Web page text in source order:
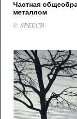
Частная
металлом
© SPEECH